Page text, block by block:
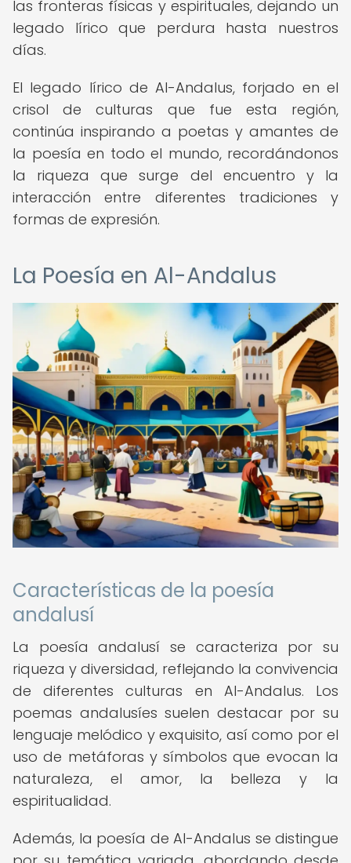
las fronteras físicas y espirituales, dejando un
legado lírico que perdura hasta nuestros
días.
El legado lírico de Al-Andalus, forjado en el
crisol de culturas que fue esta región,
continúa inspirando a poetas y amantes de
la poesía en todo el mundo, recordándonos
la riqueza que surge del encuentro y la
interacción entre diferentes tradiciones y
formas de expresión.
La Poesía en Al-Andalus
Características de la poesía
andalusí
La poesía andalusí se caracteriza por su
riqueza y diversidad, reflejando la convivencia
de diferentes culturas en Al-Andalus. Los
poemas andalusíes suelen destacar por su
lenguaje melódico y exquisito, así como por el
uso de metáforas y símbolos que evocan la
naturaleza, el amor, la belleza y la
espiritualidad.
Además, la poesía de Al-Andalus se distingue